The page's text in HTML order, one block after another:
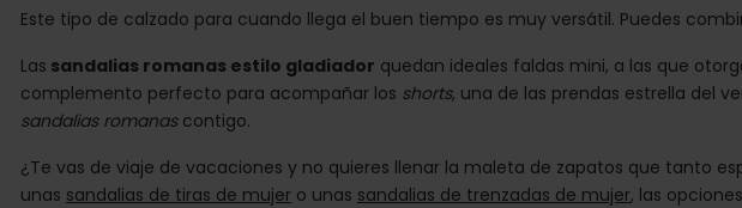
Este tipo de calzado para cuando llega el buen tiempo es muy versátil. Puedes
Las sandalias romanas estilo gladiador quedan ideales faldas mini, a las que
complemento perfecto para acompañar los shorts, una de las prendas estrella del
sandalias romanascontigo.
¿Te vas de viaje de vacaciones y no quieres llenar la maleta de zapatos que tanto
unas sandalias de tiras de mujer o unas sandalias de trenzadas de mujer, las